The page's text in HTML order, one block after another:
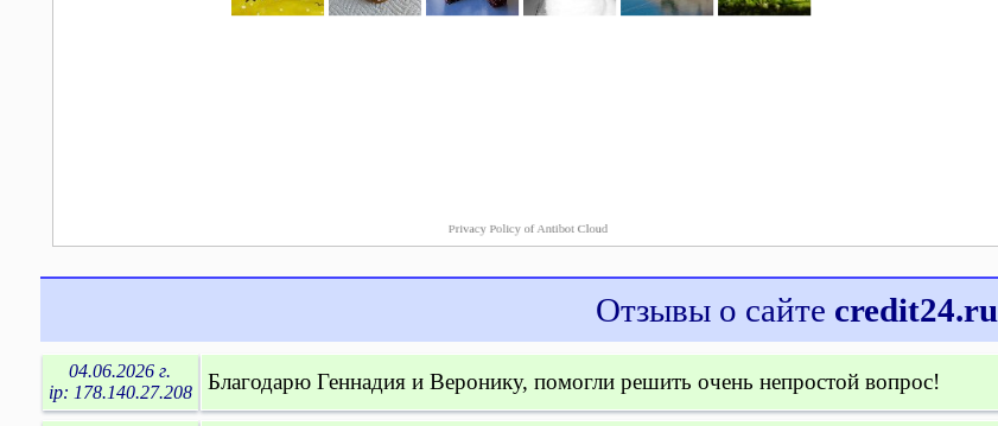
Отзывы о сайте credit24.ru
04.06.2026 г.
ip: 178.140.27.208
Благодарю Геннадия и Веронику, помогли решить очень непростой вопрос!